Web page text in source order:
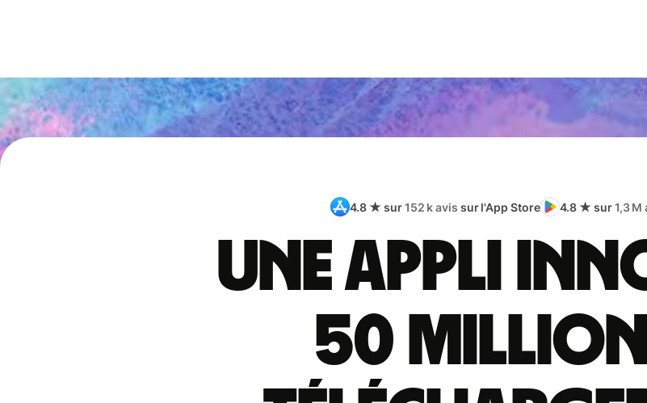
4.8 ★ sur152 k avis sur l'App Store 4.8 ★ sur1,3 M
Une appli
50